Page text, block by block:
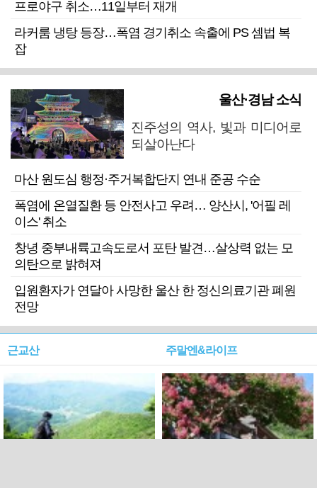
프로야구 취소…11일부터 재개
라커룸 냉탕 등장…폭염 경기취소 속출에 PS 셈법 복
잡
울산·경남 소식
진주성의 역사, 빛과 미디어로
되살아난다
마산 원도심 행정·주거복합단지 연내 준공 수순
폭염에 온열질환 등 안전사고 우려… 양산시, '어필 레
이스' 취소
창녕 중부내륙고속도로서 포탄 발견…살상력 없는 모
의탄으로 밝혀져
입원환자가 연달아 사망한 울산 한 정신의료기관 폐원
전망
근교산 주말엔&라이프